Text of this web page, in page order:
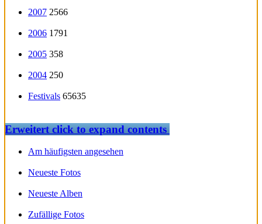
2007 2566
2006 1791
2005 358
2004 250
Festivals 65635
Erweitertclick to expand contents
Am häufigsten angesehen
Neueste Fotos
Neueste Alben
Zufällige Fotos